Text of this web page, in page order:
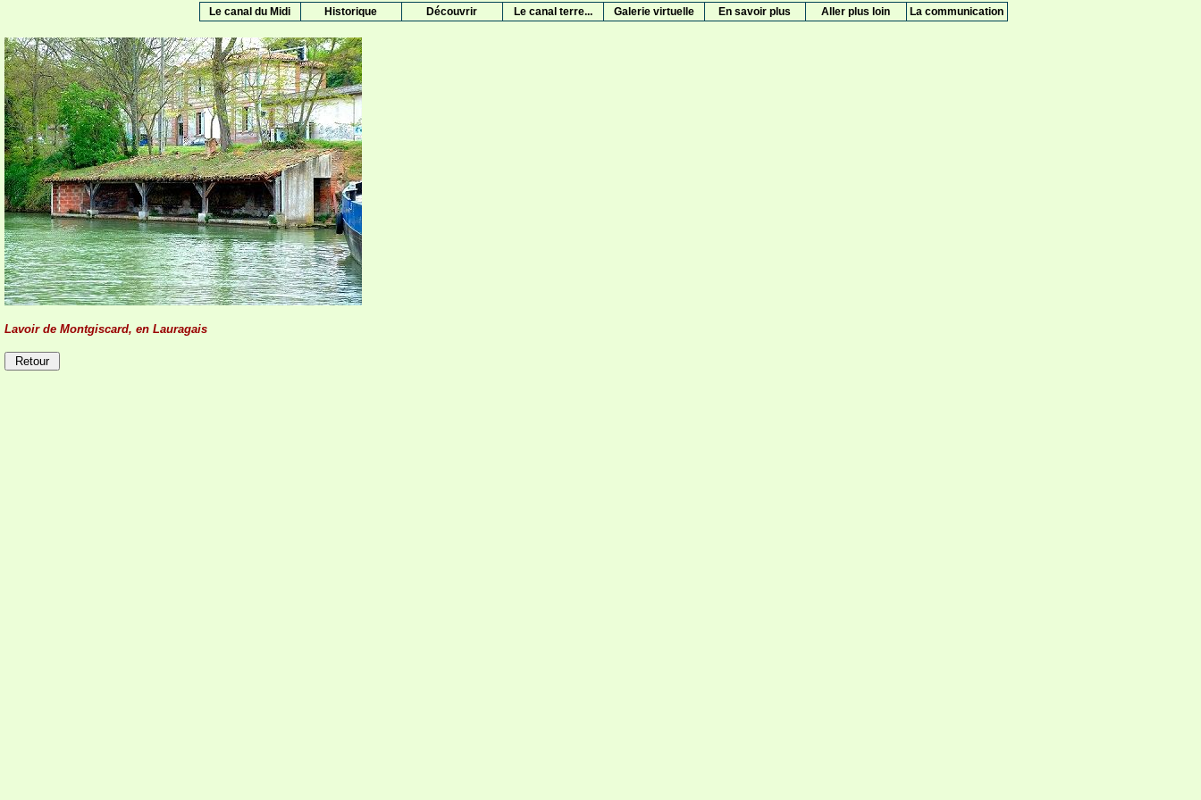
Le canal du Midi Historique Découvrir Le canal terre... Galerie virtuelle En savoir plus Aller plus loin La communication
Lavoir de Montgiscard, en Lauragais